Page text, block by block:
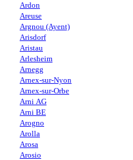
Ardon
Areuse
Argnou (Ayent)
Arisdorf
Aristau
Arlesheim
Arnegg
Arnex-sur-Nyon
Arnex-sur-Orbe
Arni AG
Arni BE
Arogno
Arolla
Arosa
Arosio